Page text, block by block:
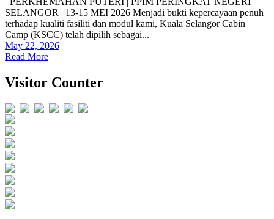
SELANGOR | 13-15 MEI 2026 Menjadi bukti kepercayaan penuh
terhadap kualiti fasiliti dan modul kami, Kuala Selangor Cabin
Camp (KSCC) telah dipilih sebagai...
May 22, 2026
Read More
Visitor Counter